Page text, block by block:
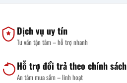
Dịch vụ uy tín
Tư vấn tận tâm – hỗ trợ nhanh
Hỗ trợ đổi trả theo chính sách
An tâm mua sắm – linh hoạt